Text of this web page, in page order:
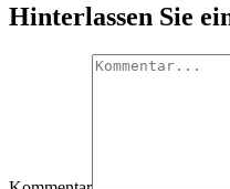
Hinterlassen Sie